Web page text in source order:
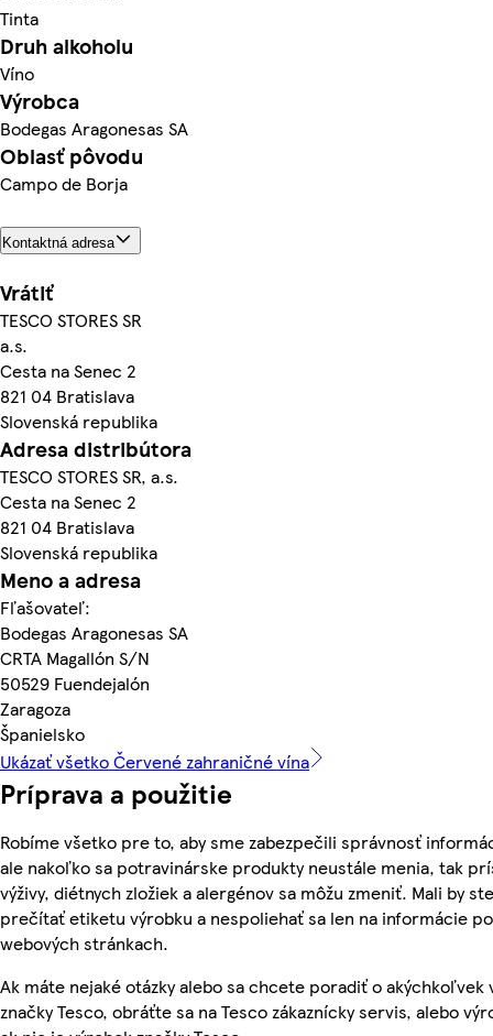
Tinta
Druh alkoholu
Víno
Výrobca
Bodegas Aragonesas SA
Oblasť pôvodu
Campo de Borja
Kontaktná adresa
Vrátiť
TESCO STORES SR
a.s.
Cesta na Senec 2
821 04 Bratislava
Slovenská republika
Adresa distribútora
TESCO STORES SR, a.s.
Cesta na Senec 2
821 04 Bratislava
Slovenská republika
Meno a adresa
Fľašovateľ:
Bodegas Aragonesas SA
CRTA Magallón S/N
50529 Fuendejalón
Zaragoza
Španielsko
Ukázať všetko Červené zahraničné vína
Príprava a použitie
Robíme všetko pre to, aby sme zabezpečili správnosť
ale nakoľko sa potravinárske produkty neustále menia, tak
výživy, diétnych zložiek a alergénov sa môžu zmeniť. Mali by
prečítať etiketu výrobku a nespoliehať sa len na informácie
webových stránkach.
Ak máte nejaké otázky alebo sa chcete poradiť o akýchkoľvek
značky Tesco, obráťte sa na Tesco zákaznícky servis, alebo